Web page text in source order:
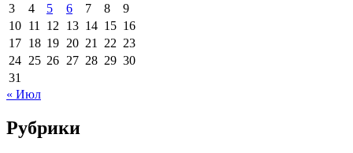
3
4 5 6 7 8
9
10 11 12 13 14 15 16
17 18 19 20 21 22 23
24 25 26 27 28 29 30
31
« Июл
Рубрики